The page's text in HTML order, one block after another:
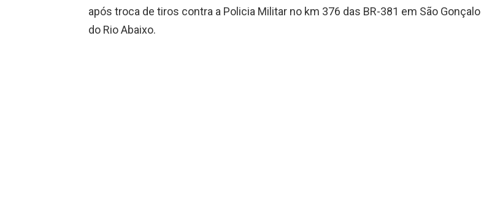
após troca de tiros contra a Policia Militar no km 376 das BR-381 em São Gonçalo
do Rio Abaixo.